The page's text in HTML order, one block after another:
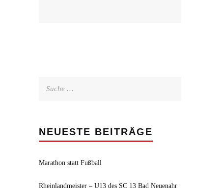
NEUESTE BEITRÄGE
Marathon statt Fußball
Rheinlandmeister – U13 des SC 13 Bad Neuenahr